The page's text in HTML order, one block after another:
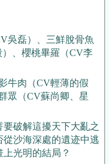
吳磊）、三鮮脫骨魚
）、櫻桃畢羅（CV李
牛肉（CV輕薄的假
眾（CV蘇尚卿、星
破解這擾天下大亂之
沙海深處的遺迹中逃
光明的結局？